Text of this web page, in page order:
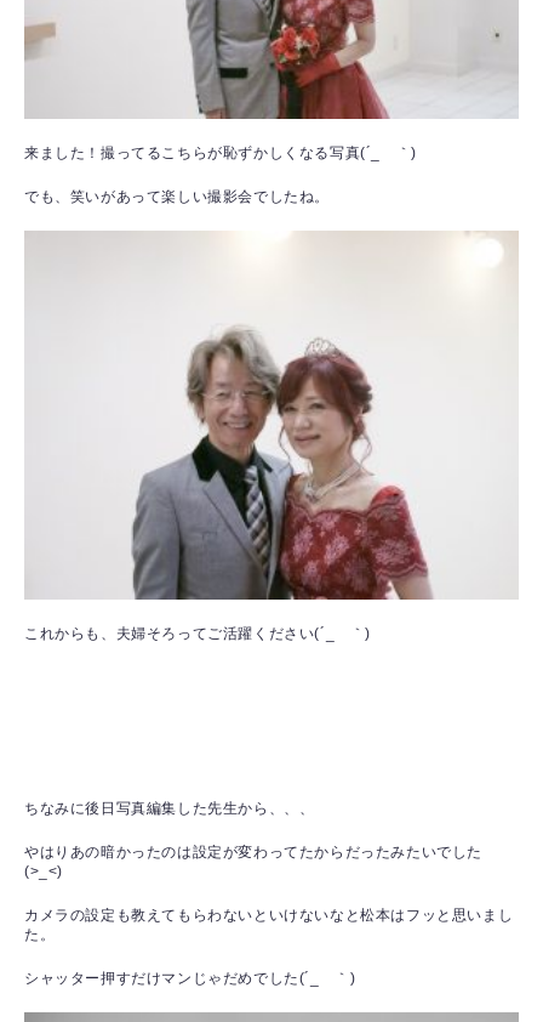
来ました！撮ってるこちらが恥ずかしくなる写真(´_ゝ｀)
でも、笑いがあって楽しい撮影会でしたね。
これからも、夫婦そろってご活躍ください(´_ゝ｀)
ちなみに後日写真編集した先生から、、、
やはりあの暗かったのは設定が変わってたからだったみたいでした
(>_<)
カメラの設定も教えてもらわないといけないなと松本はフッと思いまし
た。
シャッター押すだけマンじゃだめでした(´_ゝ｀)